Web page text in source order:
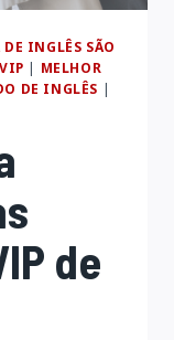
DE INGLÊS SÃO
| MELHOR
DE INGLÊS |
de